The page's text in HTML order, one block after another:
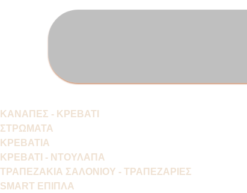
ΚΑΝΑΠΕΣ - ΚΡΕΒΑΤΙ
ΣΤΡΩΜΑΤΑ
ΚΡΕΒΑΤΙΑ
ΚΡΕΒΑΤΙ - ΝΤΟΥΛΑΠΑ
ΤΡΑΠΕΖΑΚΙΑ ΣΑΛΟΝΙΟΥ - ΤΡΑΠΕΖΑΡΙΕΣ
SMART ΕΠΙΠΛΑ